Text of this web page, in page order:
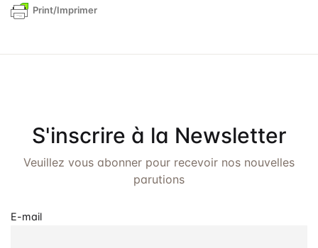
Print/Imprimer
S'inscrire à la Newsletter
Veuillez vous abonner pour recevoir nos nouvelles
parutions
E-mail